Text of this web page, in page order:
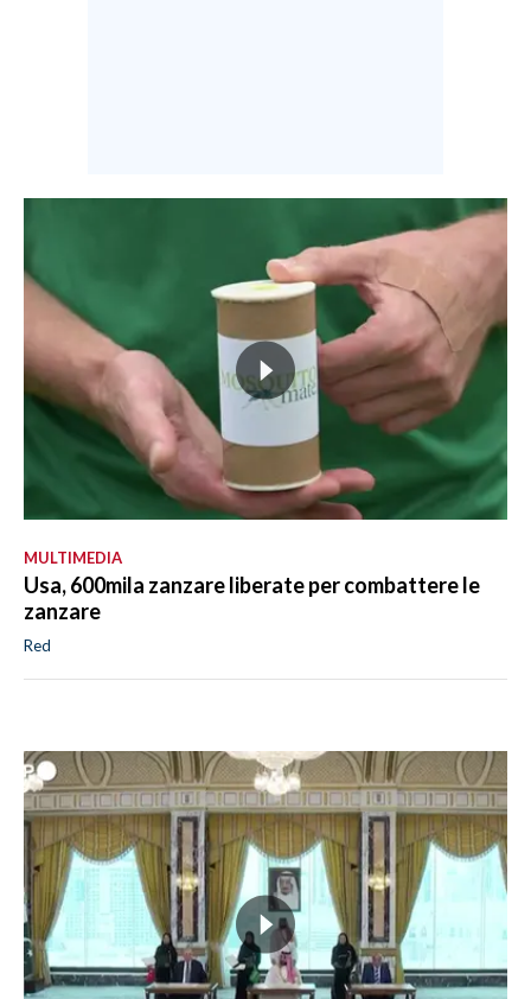
MULTIMEDIA
Usa, 600mila zanzare liberate per combattere le
zanzare
Red